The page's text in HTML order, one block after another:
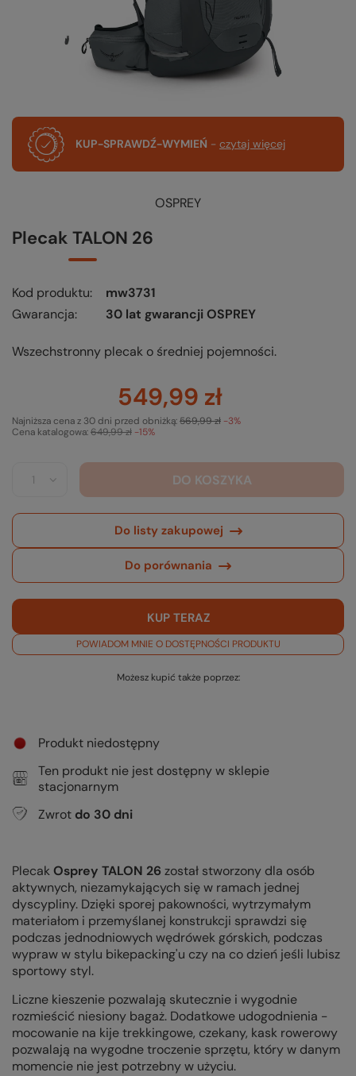
KUP-SPRAWDŹ-WYMIEŃ - czytaj więcej
OSPREY
Plecak TALON 26
Kod produktu
mw3731
Gwarancja
30 lat gwarancji OSPREY
Wszechstronny plecak o średniej pojemności.
549,99 zł
Cena katalogowa:649,99 zł -15%
Najniższa cena z 30 dni przed obniżką:569,99 zł -3%
DO KOSZYKA
Do listy zakupowej
Do porównania
KUP TERAZ
POWIADOM MNIE O DOSTĘPNOŚCI PRODUKTU
Możesz kupić także poprzez:
Produkt niedostępny
Ten produkt nie jest dostępny w sklepie
stacjonarnym
Zwrot do 30 dni
PlecakOsprey TALON 26 został stworzony dla osób
aktywnych, niezamykających się w ramach jednej
dyscypliny. Dzięki sporej pakowności, wytrzymałym
materiałom i przemyślanej konstrukcji sprawdzi się
podczas jednodniowych wędrówek górskich, podczas
wypraw w stylu bikepacking'u czy na co dzień jeśli lubisz
sportowy styl.
Liczne kieszenie pozwalają skutecznie i wygodnie
rozmieścić niesiony bagaż. Dodatkowe udogodnienia -
mocowanie na kije trekkingowe, czekany, kask rowerowy
pozwalają na wygodne troczenie sprzętu, który w danym
momencie nie jest potrzebny w użyciu.